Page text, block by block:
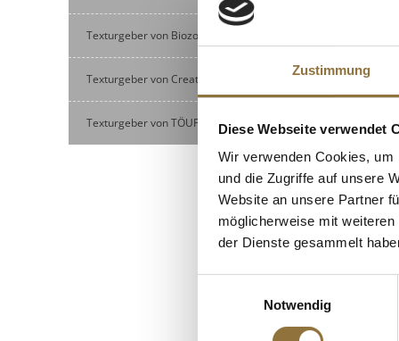
Zustimmung
Diese Webseite verwendet
Wir verwenden Cookies,
und die Zugriffe auf unsere
Website an unsere Partner
möglicherweise mit
der Dienste gesammelt
Notwendig
Texturgeber von Biozoon
Texturgeber von Creative Cuisine
Texturgeber von TÖUFOOD
davon
Kohlenhydrate
davon Zucker
Eiweiß
Salz